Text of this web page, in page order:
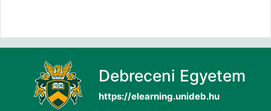
Debreceni Egyetem
https://elearning.unideb.hu